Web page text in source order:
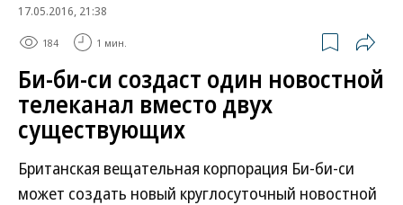
17.05.2016, 21:38
184 1 мин.
Би-би-си создаст один новостной
телеканал вместо двух
существующих
Британская вещательная корпорация Би-би-си
может создать новый круглосуточный новостной